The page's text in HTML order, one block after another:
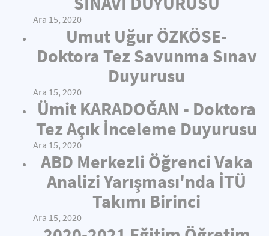
Ara 15, 2020
Umut Uğur ÖZKÖSE-
Doktora Tez Savunma Sınav
Duyurusu
Ara 15, 2020
Ümit KARADOĞAN - Doktora
Tez Açık İnceleme Duyurusu
Ara 15, 2020
ABD Merkezli Öğrenci Vaka
Analizi Yarışması'nda İTÜ
Takımı Birinci
Ara 15, 2020